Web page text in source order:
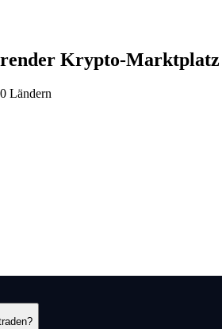
Krypto-Marktplatz
Ländern